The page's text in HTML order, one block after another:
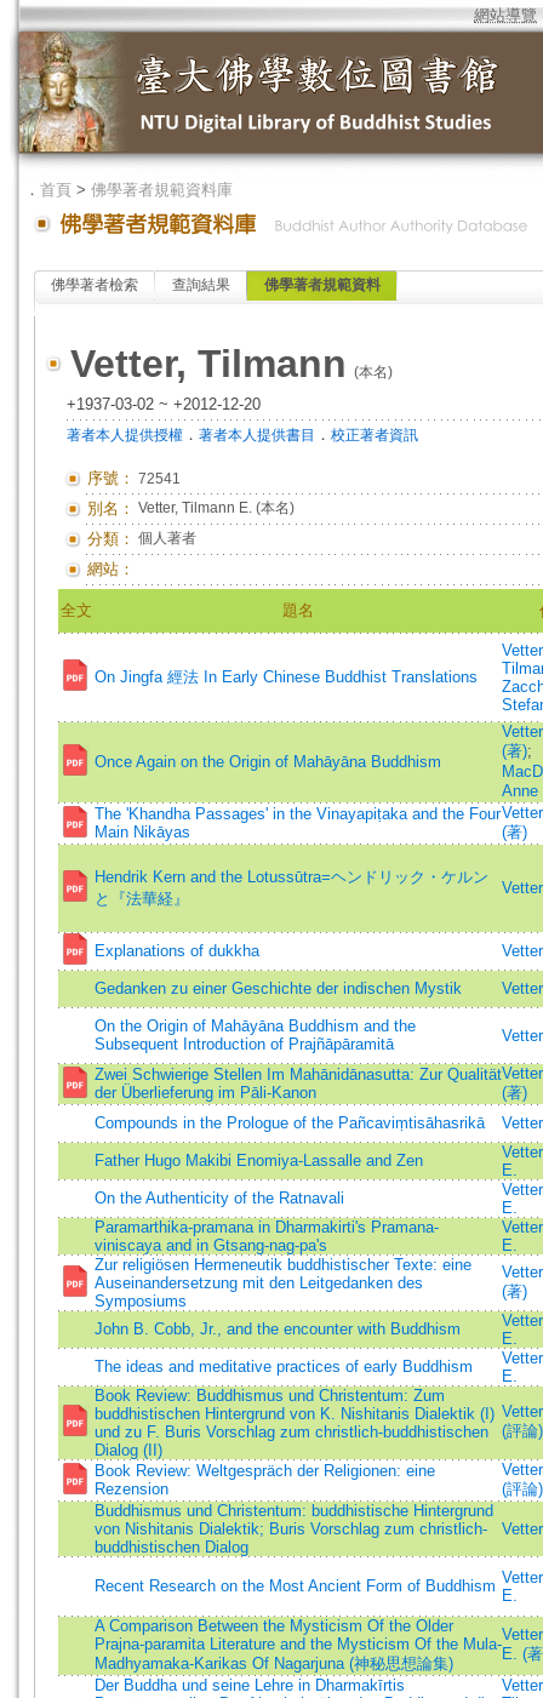
網站導覽
． 首頁 > 佛學著者規範資料庫
佛學著者檢索 查詢結果 佛學著者規範資料
Vetter, Tilmann (本名)
+1937-03-02 ~ +2012-12-20
著者本人提供授權 ． 著者本人提供書目 ． 校正著者資訊
序號： 72541
別名： Vetter, Tilmann E. (本名)
分類： 個人著者
網站：
全文 題名
On Jingfa 經法 In Early Chinese Buddhist Translations
Once Again on the Origin of Mahāyāna Buddhism
(著);
Anne
The 'Khandha Passages' in the Vinayapiṭaka and the Four
Main Nikāyas
(著)
Hendrik Kern and the Lotussūtra=ヘンドリック・ケルン
と『法華経』
Explanations of dukkha
Gedanken zu einer Geschichte der indischen Mystik
On the Origin of Mahāyāna Buddhism and the
Subsequent Introduction of Prajñāpāramitā
Zwei Schwierige Stellen Im Mahānidānasutta: Zur Qualität
der Überlieferung im Pāli-Kanon
(著)
Compounds in the Prologue of the Pañcaviṃtisāhasrikā
Father Hugo Makibi Enomiya-Lassalle and Zen
E.
On the Authenticity of the Ratnavali
E.
Paramarthika-pramana in Dharmakirti's Pramana-
viniscaya and in Gtsang-nag-pa's
E.
Zur religiösen Hermeneutik buddhistischer Texte: eine
Auseinandersetzung mit den Leitgedanken des
Symposiums
(著)
John B. Cobb, Jr., and the encounter with Buddhism
E.
The ideas and meditative practices of early Buddhism
E.
Book Review: Buddhismus und Christentum: Zum
buddhistischen Hintergrund von K. Nishitanis Dialektik (I)
und zu F. Buris Vorschlag zum christlich-buddhistischen
Dialog (II)
(評論)
Book Review: Weltgespräch der Religionen: eine
Rezension
(評論)
Buddhismus und Christentum: buddhistische Hintergrund
von Nishitanis Dialektik; Buris Vorschlag zum christlich-
buddhistischen Dialog
Recent Research on the Most Ancient Form of Buddhism
E.
A Comparison Between the Mysticism Of the Older
Prajna-paramita Literature and the Mysticism Of the Mula-
Madhyamaka-Karikas Of Nagarjuna (神秘思想論集)
E. (
Der Buddha und seine Lehre in Dharmakīrtis